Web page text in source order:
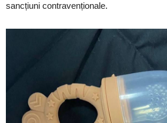
sancțiuni contravenționale.